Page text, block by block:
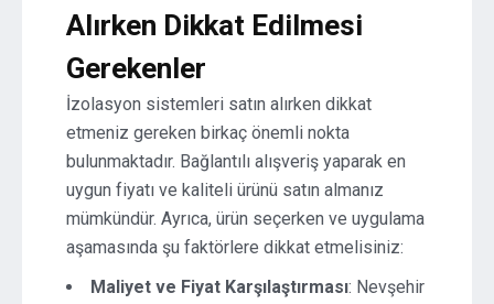
Alırken Dikkat Edilmesi
Gerekenler
İzolasyon sistemleri satın alırken dikkat
etmeniz gereken birkaç önemli nokta
bulunmaktadır. Bağlantılı alışveriş yaparak en
uygun fiyatı ve kaliteli ürünü satın almanız
mümkündür. Ayrıca, ürün seçerken ve uygulama
aşamasında şu faktörlere dikkat etmelisiniz:
Maliyet ve Fiyat Karşılaştırması: Nevşehir